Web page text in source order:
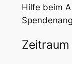
Hilfe beim